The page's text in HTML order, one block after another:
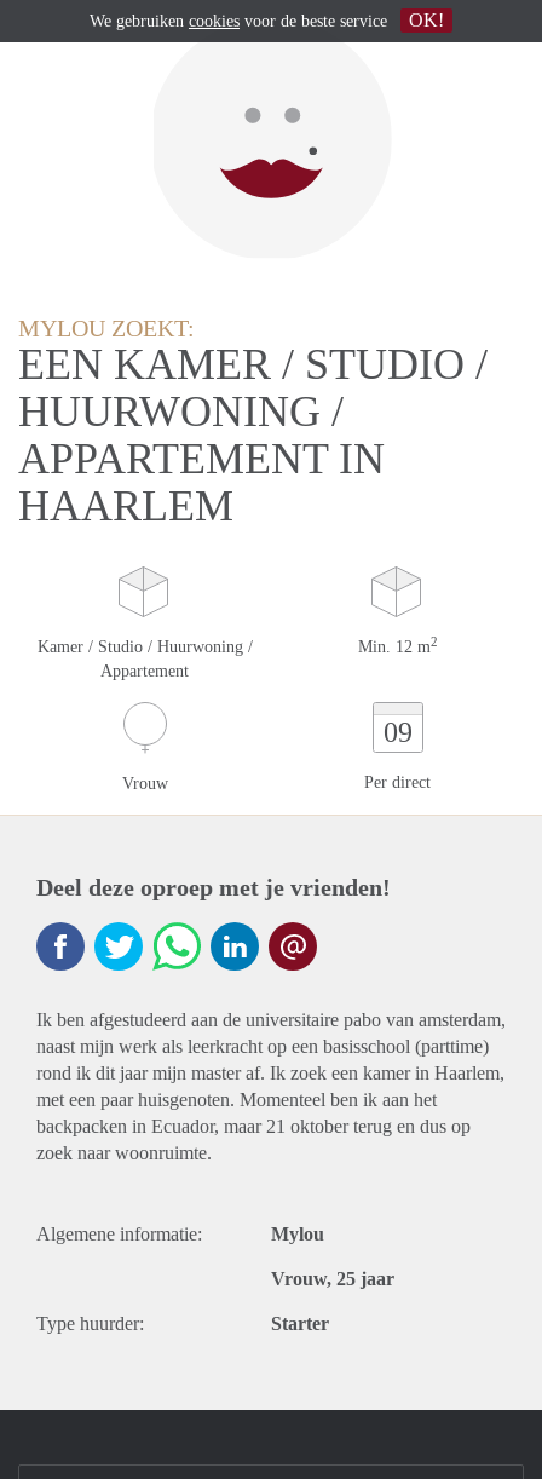
MYLOU ZOEKT:
EEN KAMER / STUDIO /
HUURWONING /
APPARTEMENT IN
HAARLEM
Kamer / Studio / Huurwoning /
Appartement
Min. 12 m2
Vrouw
09
Per direct
Deel deze oproep met je vrienden!
Ik ben afgestudeerd aan de universitaire pabo van amsterdam,
naast mijn werk als leerkracht op een basisschool (parttime)
rond ik dit jaar mijn master af. Ik zoek een kamer in Haarlem,
met een paar huisgenoten. Momenteel ben ik aan het
backpacken in Ecuador, maar 21 oktober terug en dus op
zoek naar woonruimte.
Algemene informatie: Mylou
Vrouw, 25 jaar
Type huurder: Starter
We gebruiken cookies voor de beste service OK!